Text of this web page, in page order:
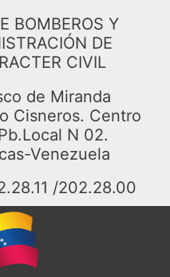
BOMBEROS Y
DE
CIVIL
de Miranda
Cisneros. Centro
N 02.
Venezuela
/202.28.00